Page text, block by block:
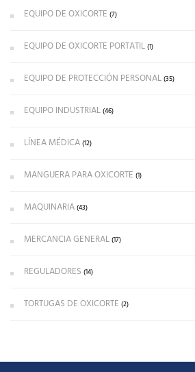
EQUIPO DE OXICORTE (7)
EQUIPO DE OXICORTE PORTATIL(1)
EQUIPO DE PROTECCIÓN PERSONAL(35)
EQUIPO INDUSTRIAL(46)
LÍNEA MÉDICA(12)
MANGUERA PARA OXICORTE (1)
MAQUINARIA(43)
MERCANCIA GENERAL(17)
REGULADORES (14)
TORTUGAS DE OXICORTE (2)